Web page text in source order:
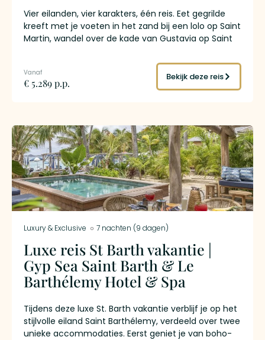
Vier eilanden, vier karakters, één reis. Eet gegrilde
kreeft met je voeten in het zand bij een lolo op Saint
Martin, wandel over de kade van Gustavia op Saint
beklim de hoogste vulkaan van de Kleine Antillen op
Guadeloupe en proef de enige rum ter wereld met
een AOC-keurmerk op Martinique. Dit is
€ 5.289 p.p.
Bekijk deze reis
Luxury & Exclusive 7 nachten (9 dagen)
Luxe reis St Barth vakantie |
Gyp Sea Saint Barth & Le
Barthélemy Hotel & Spa
Tijdens deze luxe St. Barth vakantie verblijf je op het
stijlvolle eiland Saint Barthélemy, verdeeld over twee
unieke accommodaties. Eerst geniet je van boho-